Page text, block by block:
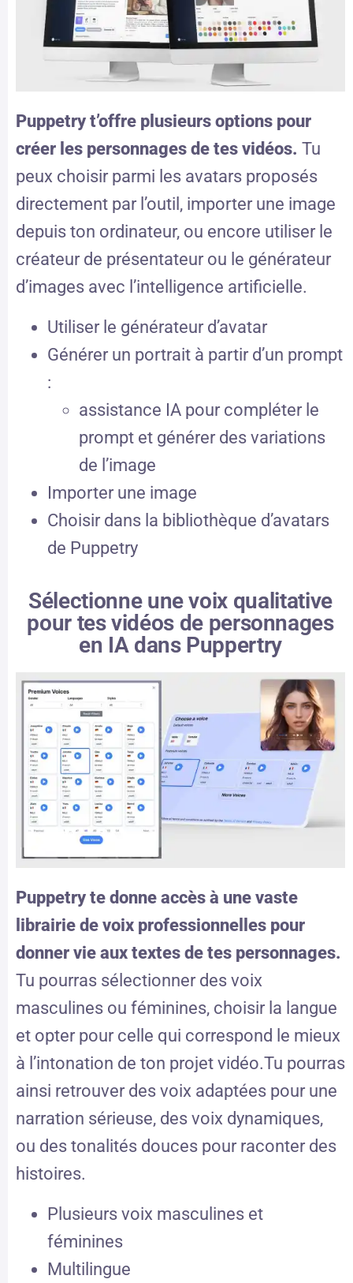
Puppetry t’offre plusieurs options pour
créer les personnages de tes vidéos. Tu
peux choisir parmi les avatars proposés
directement par l’outil, importer une image
depuis ton ordinateur, ou encore utiliser le
créateur de présentateur ou le générateur
d’images avec l’intelligence artificielle.
Utiliser le générateur d’avatar
Générer un portrait à partir d’un prompt
:
assistance IA pour compléter le
prompt et générer des variations
de l’image
Importer une image
Choisir dans la bibliothèque d’avatars
de Puppetry
Sélectionne une voix qualitative
pour tes vidéos de personnages
en IA dans Puppertry
Puppetry te donne accès à une vaste
librairie de voix professionnelles pour
donner vie aux textes de tes personnages.
Tu pourras sélectionner des voix
masculines ou féminines, choisir la langue
et opter pour celle qui correspond le mieux
à l’intonation de ton projet vidéo.Tu pourras
ainsi retrouver des voix adaptées pour une
narration sérieuse, des voix dynamiques,
ou des tonalités douces pour raconter des
histoires.
Plusieurs voix masculines et
féminines
Multilingue